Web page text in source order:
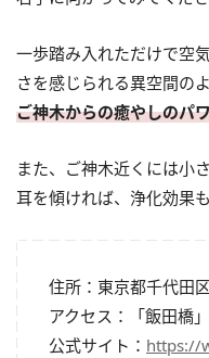
一歩踏み入れただけで空
さを感じられる異空間の
ご神木からの癒やしのパ
また、ご神木近くには小
耳を傾ければ、浄化効果
住所：東京都千代田
アクセス：「飯田橋
公式サイト： https://